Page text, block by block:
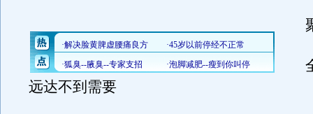
聚
全
远达不到需要